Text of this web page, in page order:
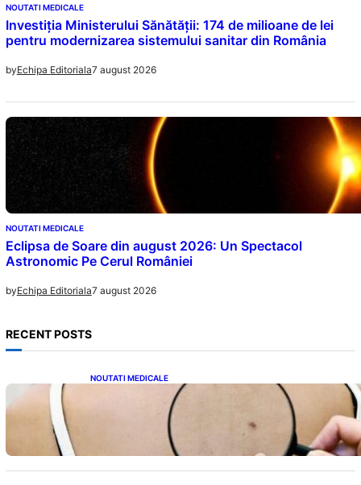
NOUTATI MEDICALE
Investiția Ministerului Sănătății: 174 de milioane de lei
pentru modernizarea sistemului sanitar din România
byEchipa Editoriala7 august 2026
NOUTATI MEDICALE
Eclipsa de Soare din august 2026: Un Spectacol
Astronomic Pe Cerul României
byEchipa Editoriala7 august 2026
RECENT POSTS
NOUTATI MEDICALE
10 Semne Ascunse ale Cancerului de Piele:
Ce Trebuie să Știm pentru a Ne Proteja